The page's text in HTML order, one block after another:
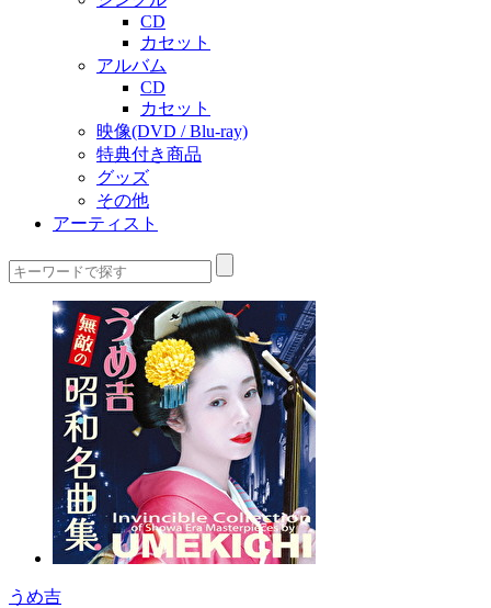
CD
カセット
アルバム
CD
カセット
映像(DVD / Blu-ray)
特典付き商品
グッズ
その他
アーティスト
うめ吉